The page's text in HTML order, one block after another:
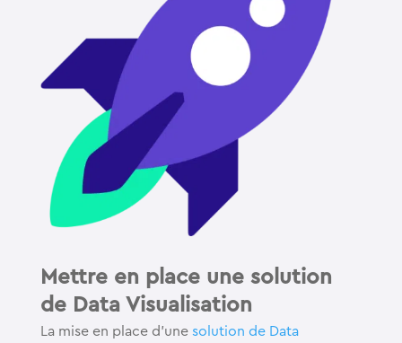
Mettre en place une solution
de Data Visualisation
La mise en place d’une solution de Data